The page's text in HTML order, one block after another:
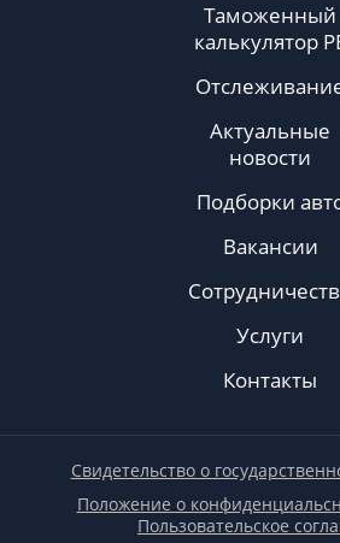
Таможенный
калькулятор
Актуальные
новости
Подборки
Вакансии
Услуги
Контакты
Пользовательское
Положение о
Свидетельство о